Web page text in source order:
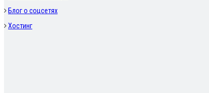
Блог о соцсетях
Хостинг